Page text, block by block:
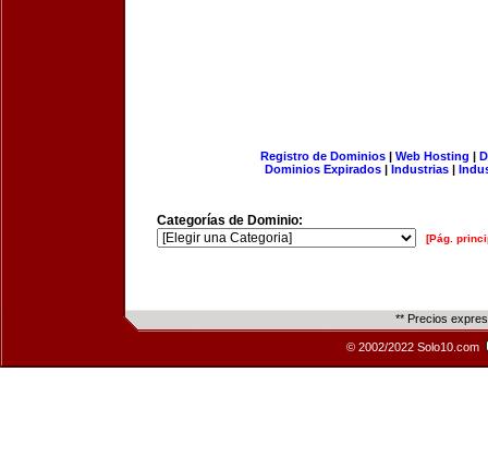
Registro de Dominios| Web Hosting |
Dominios Expirados | Industrias |
Categorías de Dominio:
[Pág.
** Precios
© 2002/2022 Solo10.com